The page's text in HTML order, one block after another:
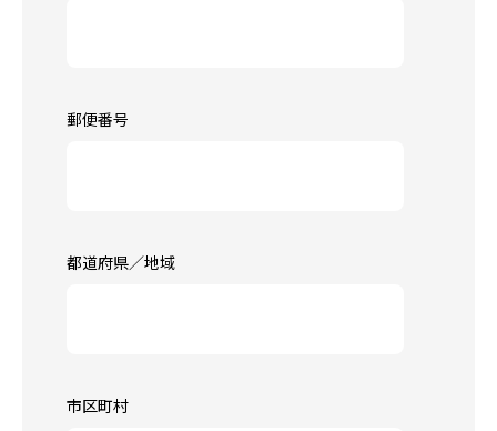
郵便番号
都道府県／地域
市区町村